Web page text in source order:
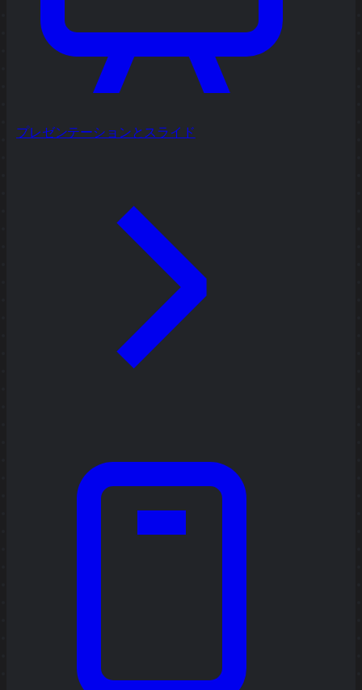
プレゼンテーションとスライド